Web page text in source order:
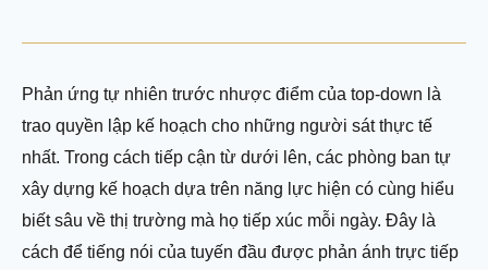
Phản ứng tự nhiên trước nhược điểm của top-down là
trao quyền lập kế hoạch cho những người sát thực tế
nhất. Trong cách tiếp cận từ dưới lên, các phòng ban tự
xây dựng kế hoạch dựa trên năng lực hiện có cùng hiểu
biết sâu về thị trường mà họ tiếp xúc mỗi ngày. Đây là
cách để tiếng nói của tuyến đầu được phản ánh trực tiếp